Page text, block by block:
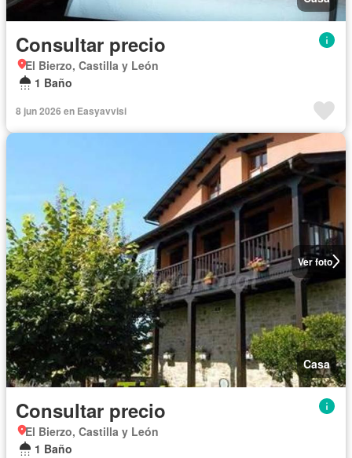
Consultar precio
El Bierzo, Castilla y León
1 Baño
8 jun 2026 en Easyavvisi
Ver foto
Casa
Consultar precio
El Bierzo, Castilla y León
1 Baño